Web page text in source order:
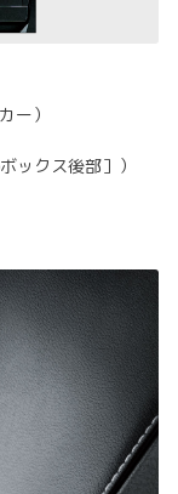
ー）
ックス後部］）